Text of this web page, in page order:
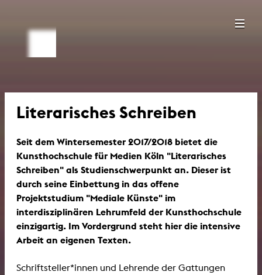
Literarisches Schreiben
Seit dem Wintersemester 2017/2018 bietet die
Kunsthochschule für Medien Köln "Literarisches
Schreiben" als Studienschwerpunkt an. Dieser ist
durch seine Einbettung in das offene
Projektstudium "Mediale Künste" im
interdisziplinären Lehrumfeld der Kunsthochschule
einzigartig. Im Vordergrund steht hier die intensive
Arbeit an eigenen Texten.
Schriftsteller*innen und Lehrende der Gattungen